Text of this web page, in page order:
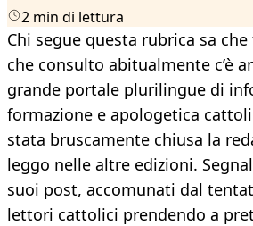
2 min di lettura
Chi segue questa rubrica sa
che consulto abitualmente c’è
grande portale plurilingue di
formazione e apologetica
stata bruscamente chiusa la
leggo nelle altre edizioni.
suoi post, accomunati dal
lettori cattolici prendendo a